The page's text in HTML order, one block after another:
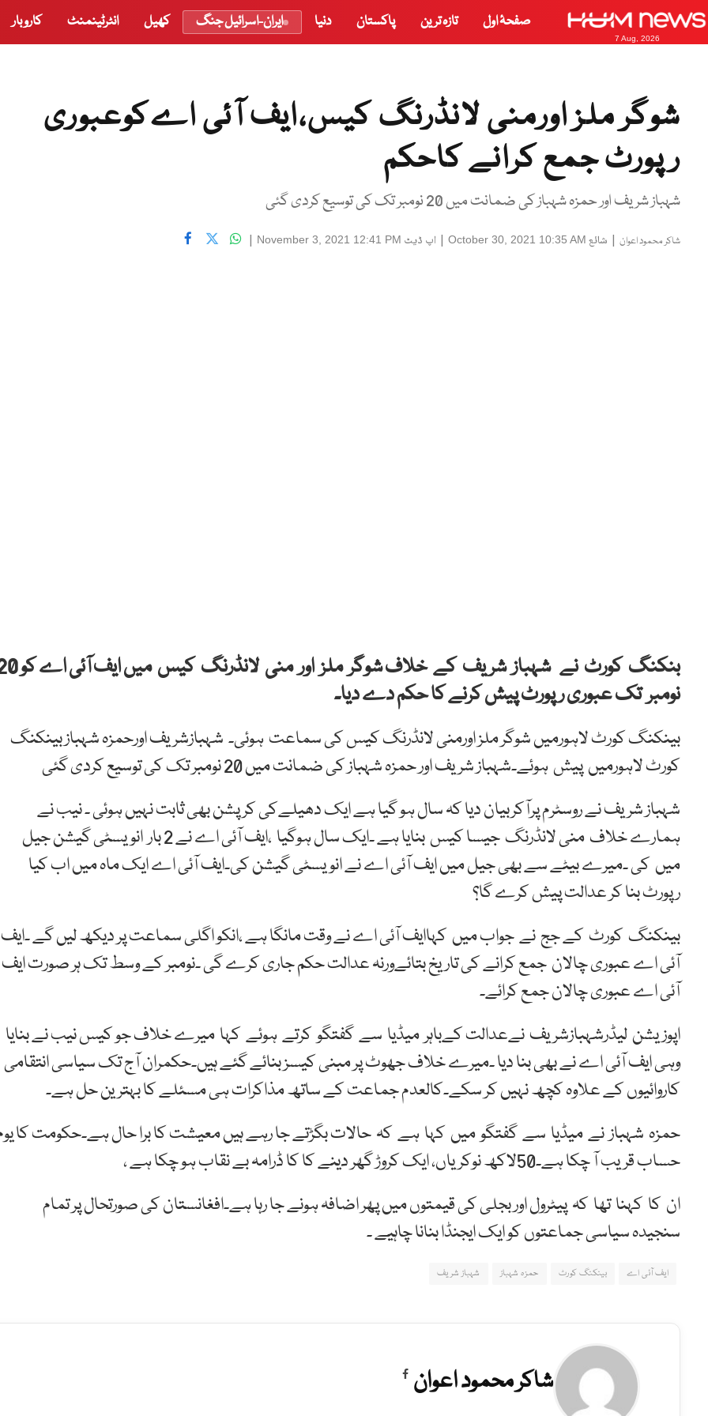
7 Aug, 2026
صفحۂ اول تازہ ترین پاکستان دنیا ایران-اسرائیل جنگ کھیل انٹرٹینمنٹ کاروبار
شوگر ملز اورمنی لانڈرنگ کیس،ایف آئی اےکوعبوری
رپورٹ جمع کرانے کاحکم
شہباز شریف اور حمزہ شہباز کی ضمانت میں 20 نومبر تک کی توسیع کردی گئی
شاکر محمود اعوان | شائع October 30, 2021 10:35 AM
| اپ ڈیٹ November 3, 2021 12:41 PM
|
بنکنگ کورٹ نے شہباز شریف کے خلاف شوگر ملز اور
نومبر تک عبوری رپورٹ پیش کرنے کا حکم دے دیا۔
بینکنگ کورٹ لاہورمیں شوگر ملز اورمنی لانڈرنگ کیس کی سماعت ہوئی۔ شہبازشریف اورحمزہ شہباز بینکنگ
کورٹ لاہورمیں پیش ہوئے۔شہباز شریف اور حمزہ شہباز کی ضمانت میں 20 نومبر تک کی توسیع کردی گئی
شہباز شریف نے روسٹرم پرآکربیان دیا کہ سال ہو گیا ہے ایک دھیلےکی کرپشن بھی ثابت نہیں ہوئی ۔ نیب نے
ہمارے خلاف منی لانڈرنگ جیسا کیس بنایا ہے ۔ایک سال ہوگیا ،ایف آئی اے نے 2 بار انویسٹی گیشن جیل
میں کی ۔میرے بیٹے سے بھی جیل میں ایف آئی اے نے انویسٹی گیشن کی۔ایف آئی اے ایک ماہ میں اب کیا
رپورٹ بنا کر عدالت پیش کرے گا؟
بینکنگ کورٹ کے جج نے جواب میں کہاایف آئی اے نے وقت مانگا ہے ،انکو اگلی سماعت پر دیکھ لیں گے ۔ایف
آئی اے عبوری چالان جمع کرانے کی تاریخ بتائےورنہ عدالت حکم جاری کرے گی ۔نومبر کے وسط تک ہر صورت ایف
آئی اے عبوری چالان جمع کرائے۔
اپوزیشن لیڈرشہبازشریف نےعدالت کےباہر میڈیا سے گفتگو کرتے ہوئے کہا میرے خلاف جو کیس نیب نے بنایا
وہی ایف آئی اے نے بھی بنا دیا ۔میرے خلاف جھوٹ پر مبنی کیسز بنائے گئے ہیں۔حکمران آج تک سیاسی انتقامی
کاروائیوں کے علاوہ کچھ نہیں کر سکے۔کالعدم جماعت کے ساتھ مذاکرات ہی مسئلے کا بہترین حل ہے۔
حمزہ شہباز نے میڈیا سے گفتگو میں کہا ہے کہ حالات بگڑتے جا رہے ہیں معیشت کا برا حال ہے۔حکومت کا
حساب قریب آ چکا ہے۔50لاکھ نوکریاں، ایک کروڑ گھر دینے کا کا ڈرامہ بے نقاب ہو چکا ہے ،
ان کا کہنا تھا کہ پیٹرول اور بجلی کی قیمتوں میں پھر اضافہ ہونے جا رہا ہے۔افغانستان کی صورتحال پر تمام
سنجیدہ سیاسی جماعتوں کو ایک ایجنڈا بنانا چاہیے ۔
ایف آئی اے بینکنگ کورٹ حمزہ شہباز شہباز شریف
شاکر محمود اعوان Facebook